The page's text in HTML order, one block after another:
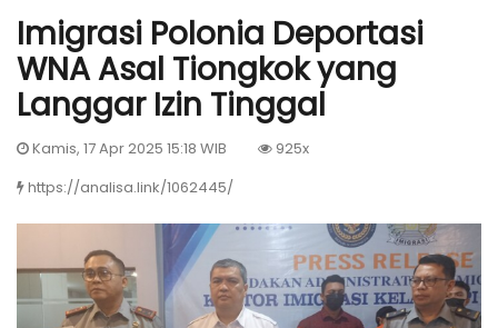
Imigrasi Polonia Deportasi
WNA Asal Tiongkok yang
Langgar Izin Tinggal
Kamis, 17 Apr 2025 15:18 WIB
925x
https://analisa.link/1062445/